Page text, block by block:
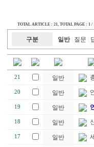
TOTAL ARTICLE : 21, TOTAL PAGE : 1 /
구분 일반 질문
21 일반
20 일반
19 일반
18 일반
17 일반